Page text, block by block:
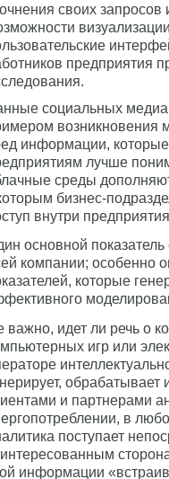
своих запросов
предприятия
социальных
возникновения
информации,
лучше
среды
бизнес-
внутри
основной
компании; особенно
которые
важно, идет ли речь о
игр или
и партнерами
в
поступает
информации